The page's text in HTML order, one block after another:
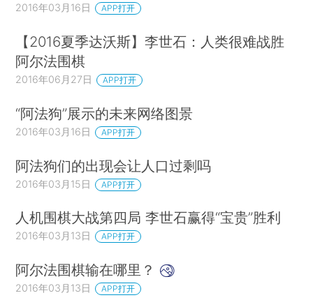
2016年03月16日 APP打开
【2016夏季达沃斯】李世石：人类很难战胜
阿尔法围棋
2016年06月27日 APP打开
“阿法狗”展示的未来网络图景
2016年03月16日 APP打开
阿法狗们的出现会让人口过剩吗
2016年03月15日 APP打开
人机围棋大战第四局 李世石赢得“宝贵”胜利
2016年03月13日 APP打开
阿尔法围棋输在哪里？
2016年03月13日 APP打开